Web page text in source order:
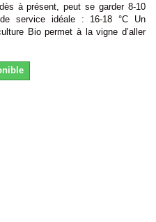
à présent, peut se garder 8-10
service idéale : 16-18 °C Un
Bio permet à la vigne d’aller